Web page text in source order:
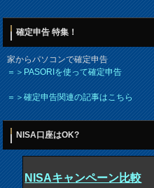
確定申告 特集！
家からパソコンで確定申告
＝＞PASORIを使って確定申告
＝＞確定申告関連の記事はこちら
NISA口座はOK?
NISAキャンペーン比較